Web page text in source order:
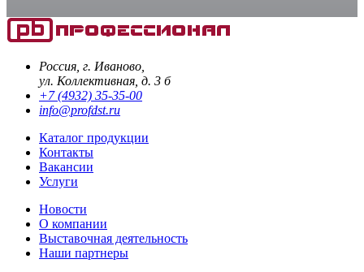
Россия, г. Иваново,
ул. Коллективная, д. 3 б
+7 (4932) 35-35-00
info@profdst.ru
Каталог продукции
Контакты
Вакансии
Услуги
Новости
О компании
Выставочная деятельность
Наши партнеры